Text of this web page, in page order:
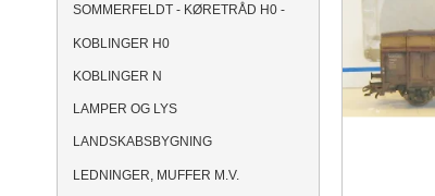
SOMMERFELDT - KØRETRÅD H0 -
KOBLINGER H0
KOBLINGER N
LAMPER OG LYS
LANDSKABSBYGNING
LEDNINGER, MUFFER M.V.